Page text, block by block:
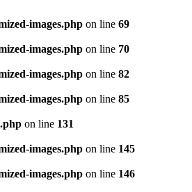
images.php on line 69
images.php on line 70
images.php on line 82
images.php on line 85
on line 131
images.php on line 145
images.php on line 146